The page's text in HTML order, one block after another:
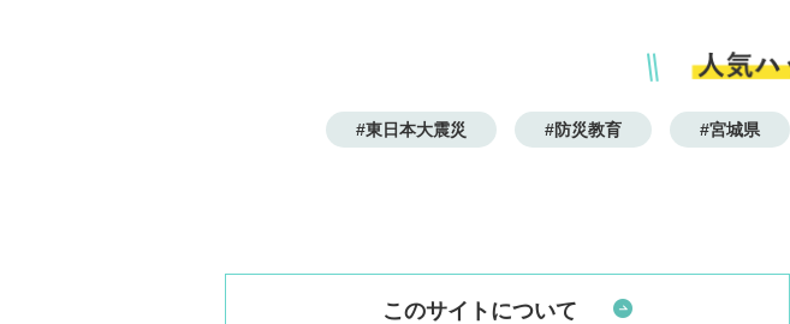
#東日本大震災 #防災教育 #宮城県
このサイトについて